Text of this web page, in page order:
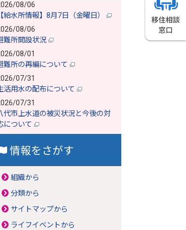
08/06
【給水所情報】8月7日（金曜日）
08/06
難所開設状況
08/01
難所の再編について
07/31
活用水の配布について
07/31
代市上水道の被災状況と今後の対
について
情報をさがす
組織から
分類から
サイトマップから
ライフイベントから